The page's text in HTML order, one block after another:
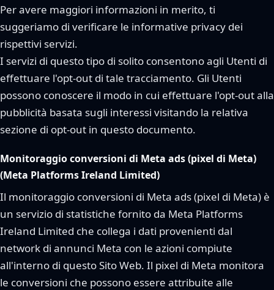
Per avere maggiori informazioni in merito, ti
suggeriamo di verificare le informative privacy dei
rispettivi servizi.
I servizi di questo tipo di solito consentono agli Utenti di
effettuare l'opt-out di tale tracciamento. Gli Utenti
possono conoscere il modo in cui effettuare l'opt-out alla
pubblicità basata sugli interessi visitando la relativa
sezione di opt-out in questo documento.
Monitoraggio conversioni di Meta ads (pixel di Meta)
(Meta Platforms Ireland Limited)
Il monitoraggio conversioni di Meta ads (pixel di Meta) è
un servizio di statistiche fornito da Meta Platforms
Ireland Limited che collega i dati provenienti dal
network di annunci Meta con le azioni compiute
all'interno di questo Sito Web. Il pixel di Meta monitora
le conversioni che possono essere attribuite alle